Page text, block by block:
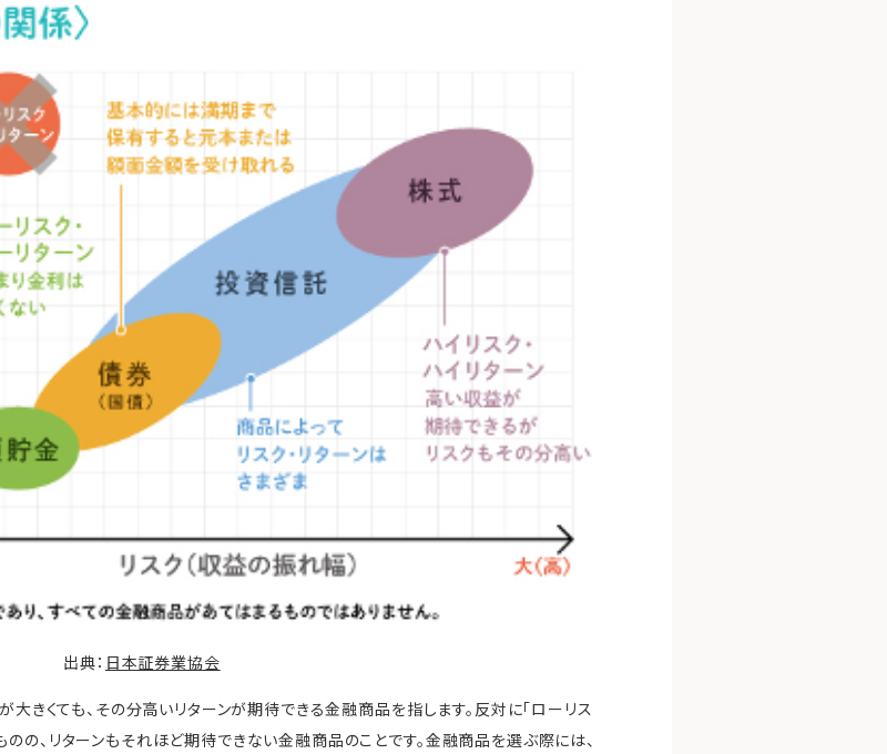
出典： 日本証券業協会
が大きくても、その分高いリターンが期待できる金融商品を指します。反対に「ローリス
のの、リターンもそれほど期待できない金融商品のことです。金融商品を選ぶ際には、